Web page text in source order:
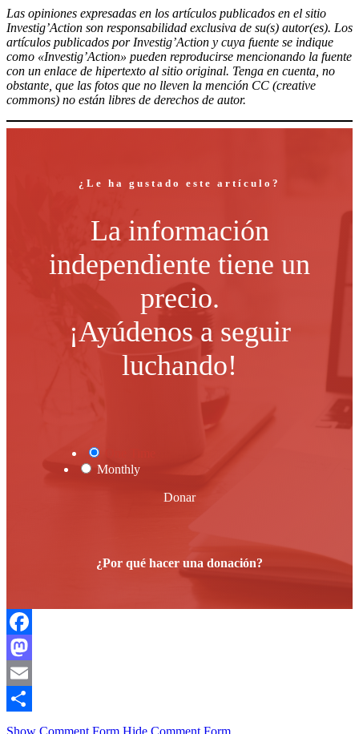
Las opiniones expresadas en los artículos publicados en el sitio
Investig’Action son responsabilidad exclusiva de su(s) autor(es). Los
artículos publicados por Investig’Action y cuya fuente se indique
como «Investig’Action» pueden reproducirse mencionando la fuente
con un enlace de hipertexto al sitio original. Tenga en cuenta, no
obstante, que las fotos que no lleven la mención CC (creative
commons) no están libres de derechos de autor.
¿Le ha gustado este artículo?
La información
independiente tiene un
precio.
¡Ayúdenos a seguir
luchando!
Monthly
Donar
¿Por qué hacer una donación?
Facebook
Mastodon
Email
Compartir